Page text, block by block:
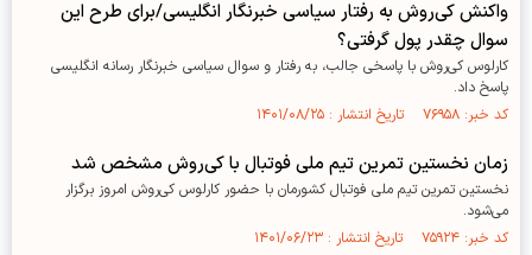
واکنش کی‌روش به رفتار سیاسی خبرنگار انگلیسی/برای طرح این
سوال چقدر پول گرفتی؟
کارلوس کی‌روش با پاسخی جالب، به رفتار و سوال سیاسی خبرنگار رسانه انگلیسی
پاسخ داد.
کد خبر: ۷۶۹۵۸ تاریخ انتشار : ۱۴۰۱/۰۸/۲۵
زمان نخستین تمرین تیم ملی فوتبال با کی‌روش مشخص شد
نخستین تمرین تیم ملی فوتبال کشورمان با حضور کارلوس کی‌روش امروز برگزار
می‌شود.
کد خبر: ۷۵۹۲۴ تاریخ انتشار : ۱۴۰۱/۰۶/۲۳